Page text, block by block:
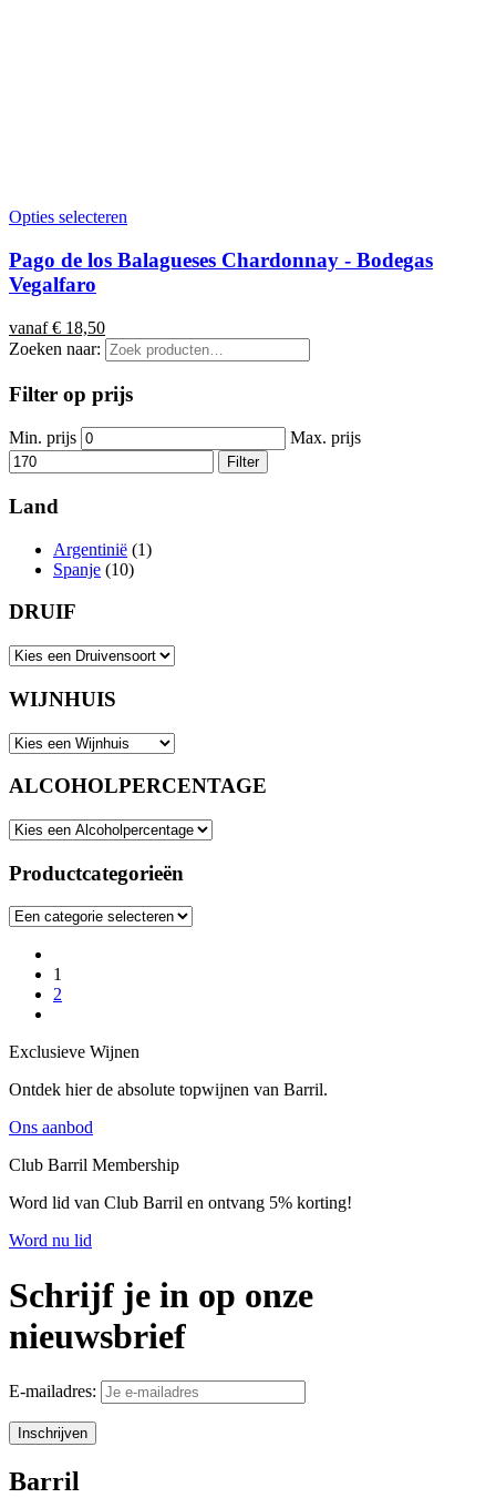
Opties selecteren
Pago de los Balagueses Chardonnay - Bodegas
Vegalfaro
vanaf€ 18,50
Zoeken naar:
Filter op prijs
Min. prijs Max. prijs
Filter
Land
Argentinië (1)
Spanje (10)
DRUIF
WIJNHUIS
ALCOHOLPERCENTAGE
Productcategorieën
1
2
Exclusieve Wijnen
Ontdek hier de absolute topwijnen van Barril.
Ons aanbod
Club Barril Membership
Word lid van Club Barril en ontvang 5% korting!
Word nu lid
Schrijf je in op onze
nieuwsbrief
E-mailadres:
Barril